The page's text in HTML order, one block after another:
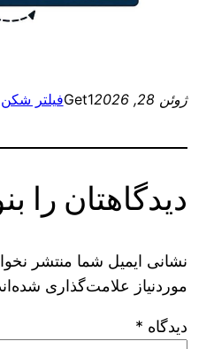
ژوئن 28, 2026 Get1فیلتر شکن
دیدگاهتان را
نشانی ایمیل شما منتشر
موردنیاز علامت‌گذاری
دیدگاه *